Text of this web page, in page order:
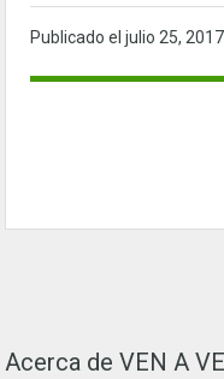
Publicado el julio 25, 2017
Acerca de VEN A